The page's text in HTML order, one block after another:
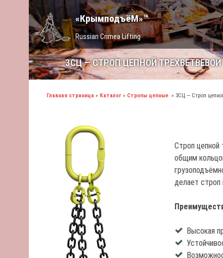
«КрымподъёМ»™
Russian Crimea Lifting
3СЦ — СТРОП ЦЕПНОЙ ТРЕХВЕТВЕВОЙ
Главная страница » Каталог » Стропы цепные » 3СЦ — Строп
Строп цепной
общим
делает строп
Высокая